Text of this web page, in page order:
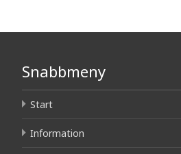
Snabbmeny
Start
Information